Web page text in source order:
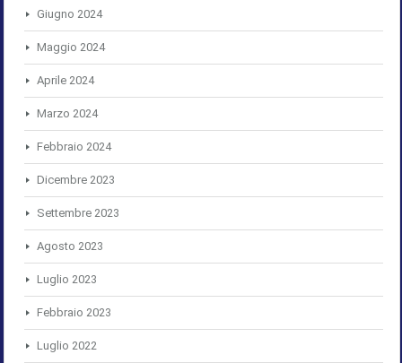
Giugno 2024
Maggio 2024
Aprile 2024
Marzo 2024
Febbraio 2024
Dicembre 2023
Settembre 2023
Agosto 2023
Luglio 2023
Febbraio 2023
Luglio 2022